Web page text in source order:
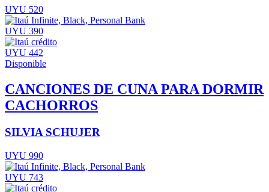
UYU 520
UYU 390
UYU 442
Disponible
CANCIONES DE CUNA PARA DORMIR
CACHORROS
SILVIA SCHUJER
UYU 990
UYU 743